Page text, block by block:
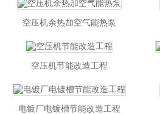
空压机余热加空气能热泵
空压机节能改造工程
电镀厂电镀槽节能改造工程